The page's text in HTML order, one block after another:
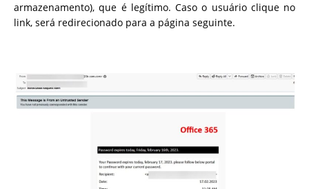
armazenamento), que é legítimo. Caso o usuário clique no
link, será redirecionado para a página seguinte.